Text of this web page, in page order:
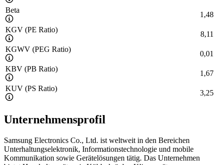
Beta
1,48
KGV (PE Ratio)
8,11
KGWV (PEG Ratio)
0,01
KBV (PB Ratio)
1,67
KUV (PS Ratio)
3,25
Unternehmensprofil
Samsung Electronics Co., Ltd. ist weltweit in den Bereichen
Unterhaltungselektronik, Informationstechnologie und mobile
Kommunikation sowie Gerätelösungen tätig. Das Unternehmen